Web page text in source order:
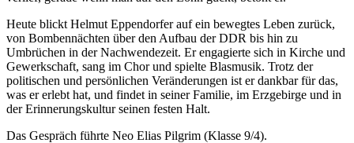
Heute blickt Helmut Eppendorfer auf ein bewegtes Leben zurück,
von Bombennächten über den Aufbau der DDR bis hin zu
Umbrüchen in der Nachwendezeit. Er engagierte sich in Kirche und
Gewerkschaft, sang im Chor und spielte Blasmusik. Trotz der
politischen und persönlichen Veränderungen ist er dankbar für das,
was er erlebt hat, und findet in seiner Familie, im Erzgebirge und in
der Erinnerungskultur seinen festen Halt.
Das Gespräch führte Neo Elias Pilgrim (Klasse 9/4).